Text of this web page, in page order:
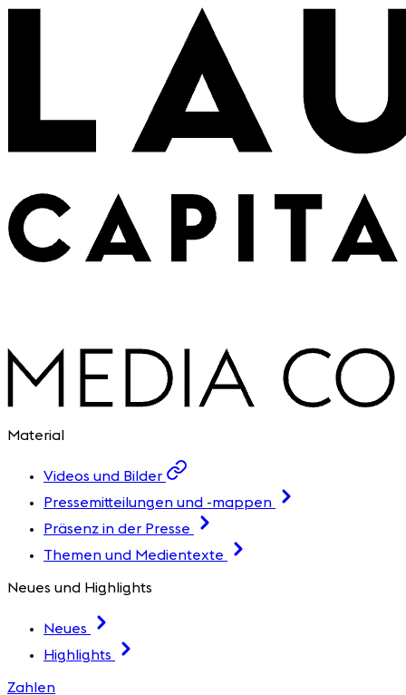
Material
Videos und Bilder
Pressemitteilungen und -mappen
Präsenz in der Presse
Themen und Medientexte
Neues und Highlights
Neues
Highlights
Zahlen